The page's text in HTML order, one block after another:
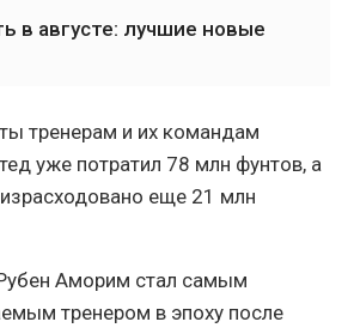
в августе: лучшие новые
тренерам и их командам
уже потратил 78 млн фунтов, а
еще 21 млн
Аморим стал самым
тренером в эпоху после